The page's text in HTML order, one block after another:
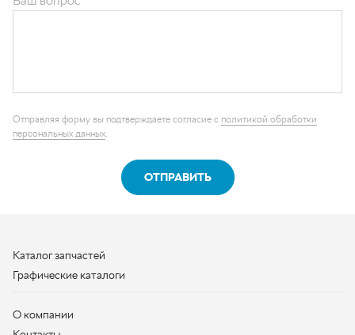
персональных данных
Каталог запчастей
Контактная информация
+7 (950) 730-92-10
uralavtozap@yandex.ru
г. Миасс, Тургоякское шоссе, д. 11/63